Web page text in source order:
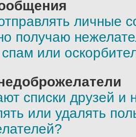
личные
получаю
или
списки друзей и
или удалять